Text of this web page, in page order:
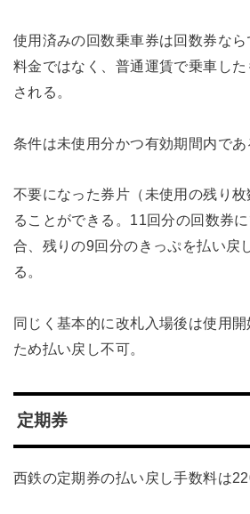
使用済みの回数乗車券は回数券な
料金ではなく、普通運賃で乗車し
される。
条件は未使用分かつ有効期間内であ
不要になった券片（未使用の残り
ることができる。11回分の回数券
合、残りの9回分のきっぷを払い戻
る。
同じく基本的に改札入場後は使用
ため払い戻し不可。
定期券
西鉄の定期券の払い戻し手数料は